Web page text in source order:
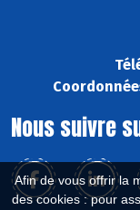
Afin de vous offrir la
des cookies : pour
Nous suivre